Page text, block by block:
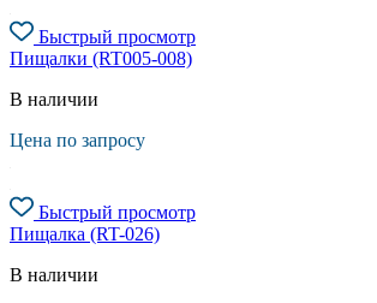
Быстрый просмотр
Пищалки (RT005-008)
В наличии
Цена по запросу
Быстрый просмотр
Пищалка (RT-026)
В наличии